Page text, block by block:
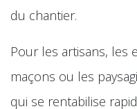
du chantier.
Pour les artisans, les
maçons ou les
qui se rentabilise